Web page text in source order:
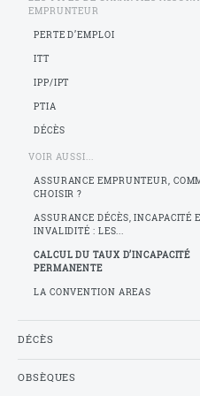
Courriel (non publié)
Votre message
Titre (obligatoire)
Texte de votre message
Pour créer des paragraphes,
EMPRUNTEUR
PERTE D’EMPLOI
ITT
IPP/IPT
PTIA
DÉCÈS
VOIR AUSSI...
ASSURANCE EMPRUNTEUR,
CHOISIR ?
ASSURANCE DÉCÈS, INCAPACITÉ
INVALIDITÉ : LES...
CALCUL DU TAUX D’INCAPACITÉ
PERMANENTE
LA CONVENTION AREAS
DÉCÈS
OBSÈQUES